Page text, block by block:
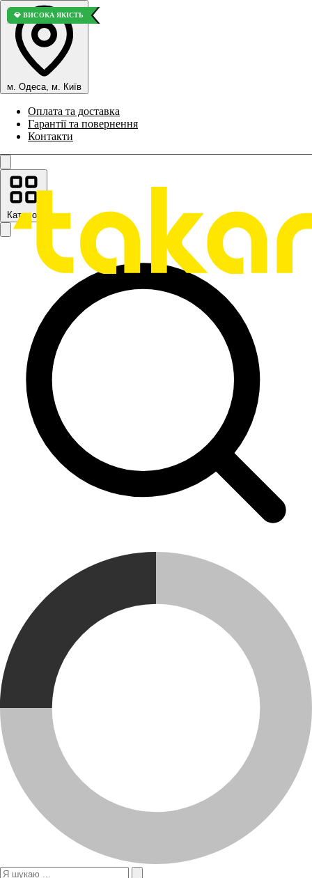
м. Одеса, м. Київ
Оплата та доставка
Гарантії та повернення
Контакти
Каталог
⭐ ВИБІР ПОКУПЦІВ
💎 ВИСОКА ЯКІСТЬ